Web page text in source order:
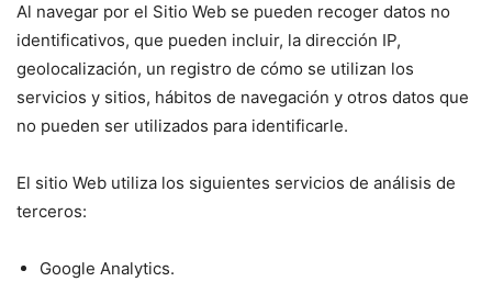
Al navegar por el Sitio Web se pueden recoger datos no
identificativos, que pueden incluir, la dirección IP,
geolocalización, un registro de cómo se utilizan los
servicios y sitios, hábitos de navegación y otros datos que
no pueden ser utilizados para identificarle.
El sitio Web utiliza los siguientes servicios de análisis de
terceros:
Google Analytics.